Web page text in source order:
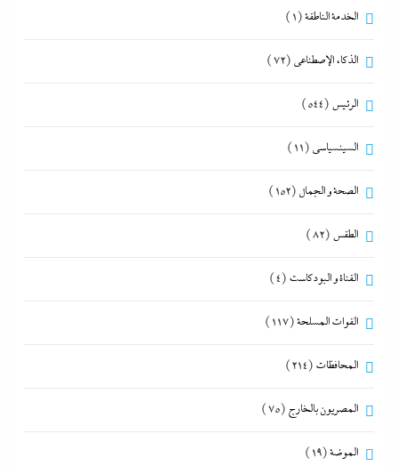
الخدمة الناطقة(1)
الذكاء الإصطناعي (72)
الرئيس (544)
السينسياسي (11)
الصحة و الجمال (152)
الطقس (82)
القناة و البودكاست (4)
القوات المسلحة(117)
المحافظات (214)
المصريون بالخارج (75)
الموضة(19)